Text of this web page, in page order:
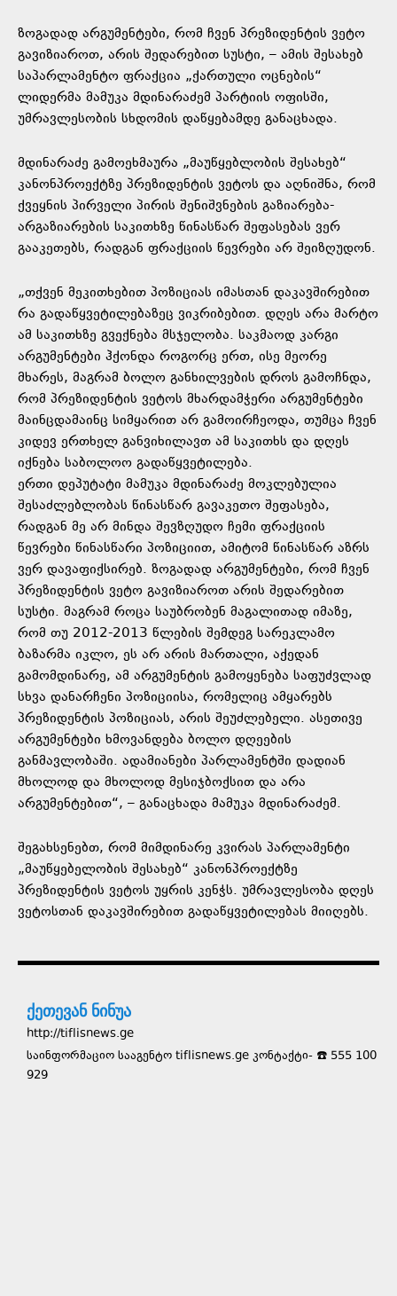
ზოგადად არგუმენტები, რომ ჩვენ პრეზიდენტის ვეტო
გავიზიაროთ, არის შედარებით სუსტი, – ამის შესახებ
საპარლამენტო ფრაქცია „ქართული ოცნების“
ლიდერმა მამუკა მდინარაძემ პარტიის ოფისში,
უმრავლესობის სხდომის დაწყებამდე განაცხადა.
მდინარაძე გამოეხმაურა „მაუწყებლობის შესახებ“
კანონპროექტზე პრეზიდენტის ვეტოს და აღნიშნა, რომ
ქვეყნის პირველი პირის შენიშვნების გაზიარება-
არგაზიარების საკითხზე წინასწარ შეფასებას ვერ
გააკეთებს, რადგან ფრაქციის წევრები არ შეიზღუდონ.
„თქვენ მეკითხებით პოზიციას იმასთან დაკავშირებით
რა გადაწყვეტილებაზეც ვიკრიბებით. დღეს არა მარტო
ამ საკითხზე გვექნება მსჯელობა. საკმაოდ კარგი
არგუმენტები ჰქონდა როგორც ერთ, ისე მეორე
მხარეს, მაგრამ ბოლო განხილვების დროს გამოჩნდა,
რომ პრეზიდენტის ვეტოს მხარდამჭერი არგუმენტები
მაინცდამაინც სიმყარით არ გამოირჩეოდა, თუმცა ჩვენ
კიდევ ერთხელ განვიხილავთ ამ საკითხს და დღეს
იქნება საბოლოო გადაწყვეტილება.
ერთი დეპუტატი მამუკა მდინარაძე მოკლებულია
შესაძლებლობას წინასწარ გავაკეთო შეფასება,
რადგან მე არ მინდა შევზღუდო ჩემი ფრაქციის
წევრები წინასწარი პოზიციით, ამიტომ წინასწარ აზრს
ვერ დავაფიქსირებ. ზოგადად არგუმენტები, რომ ჩვენ
პრეზიდენტის ვეტო გავიზიაროთ არის შედარებით
სუსტი. მაგრამ როცა საუბრობენ მაგალითად იმაზე,
რომ თუ 2012-2013 წლების შემდეგ სარეკლამო
ბაზარმა იკლო, ეს არ არის მართალი, აქედან
გამომდინარე, ამ არგუმენტის გამოყენება საფუძვლად
სხვა დანარჩენი პოზიციისა, რომელიც ამყარებს
პრეზიდენტის პოზიციას, არის შეუძლებელი. ასეთივე
არგუმენტები ხმოვანდება ბოლო დღეების
განმავლობაში. ადამიანები პარლამენტში დადიან
მხოლოდ და მხოლოდ მესიჯბოქსით და არა
არგუმენტებით“, – განაცხადა მამუკა მდინარაძემ.
შეგახსენებთ, რომ მიმდინარე კვირას პარლამენტი
„მაუწყებელობის შესახებ“ კანონპროექტზე
პრეზიდენტის ვეტოს უყრის კენჭს. უმრავლესობა დღეს
ვეტოსთან დაკავშირებით გადაწყვეტილებას მიიღებს.
ქეთევან ნინუა
http://tiflisnews.ge
საინფორმაციო სააგენტო tiflisnews.ge კონტაქტი- ☎️ 555 100
929